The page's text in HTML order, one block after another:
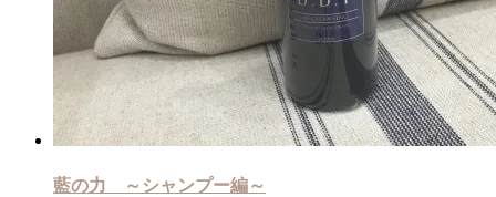
藍の力 ～シャンプー編～